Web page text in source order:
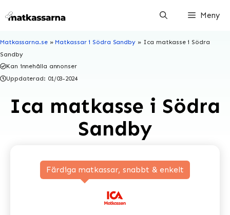
till
Meny
Matkassarna.se» Matkassar i Södra Sandby» Ica matkasse i Södra
Sandby
Kan innehålla annonser
Uppdaterad: 01/03-2024
Ica matkasse i Södra
Sandby
Färdiga matkassar, snabbt & enkelt